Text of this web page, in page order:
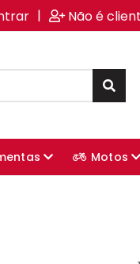
| Não é
Motos